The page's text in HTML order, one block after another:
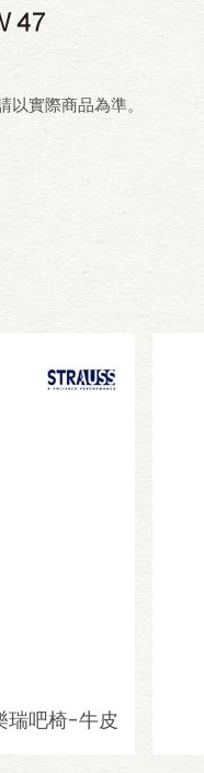
實際商品為準。
瑞吧椅-牛皮